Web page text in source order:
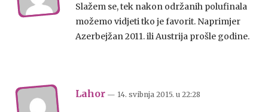
Slažem se, tek nakon održanih polufinala
možemo vidjeti tko je favorit. Naprimjer
Azerbejžan 2011. ili Austrija prošle godine.
Lahor — 14. svibnja 2015. u 22:28